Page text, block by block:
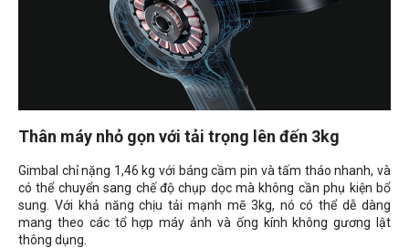
Thân máy nhỏ gọn với tải trọng lên đến 3kg
Gimbal chỉ nặng 1,46 kg với báng cầm pin và tấm tháo nhanh, và
có thể chuyển sang chế độ chụp dọc mà không cần phụ kiện bổ
sung. Với khả năng chịu tải mạnh mẽ 3kg, nó có thể dễ dàng
mang theo các tổ hợp máy ảnh và ống kính không gương lật
thông dụng.